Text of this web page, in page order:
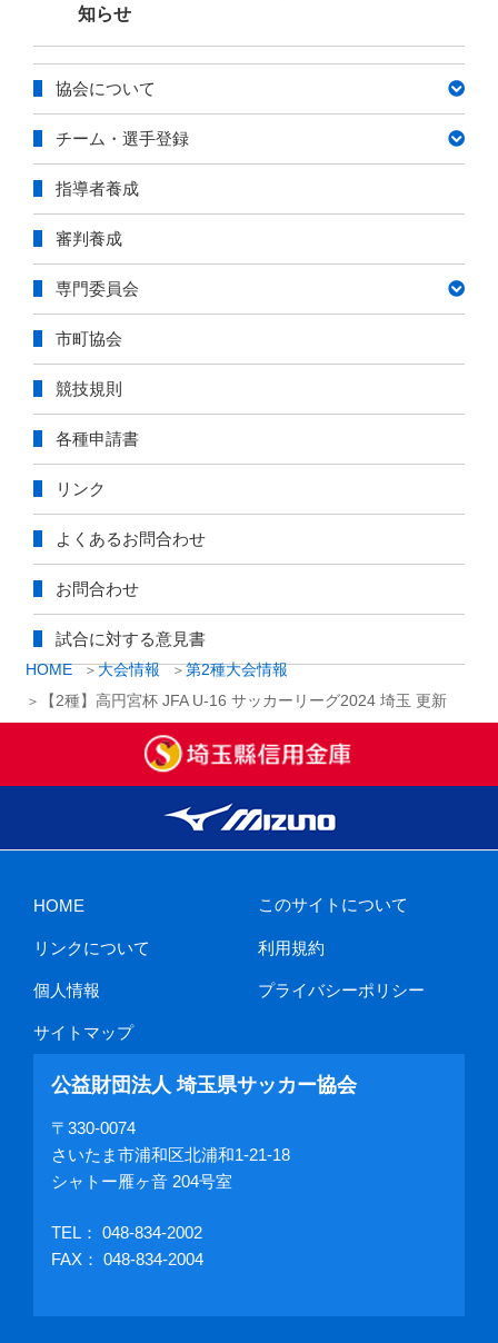
HOME 大会情報
第2種大会情報
【2種】高円宮杯 JFA U-16 サッカーリーグ2024 埼玉 更新
テ
ゴ
ー
知らせ
協会について
チーム・選手登録
指導者養成
審判養成
専門委員会
市町協会
競技規則
各種申請書
リンク
よくあるお問合わせ
お問合わせ
試合に対する意見書
HOME このサイトについて
リンクについて 利用規約
個人情報 プライバシーポリシー
サイトマップ
公益財団法人 埼玉県サッカー協会
〒330-0074
さいたま市浦和区北浦和1-21-18
シャトー雁ヶ音 204号室
TEL： 048-834-2002
FAX： 048-834-2004